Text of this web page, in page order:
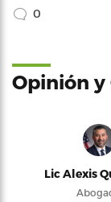
0
Opinión y
Lic Alexis